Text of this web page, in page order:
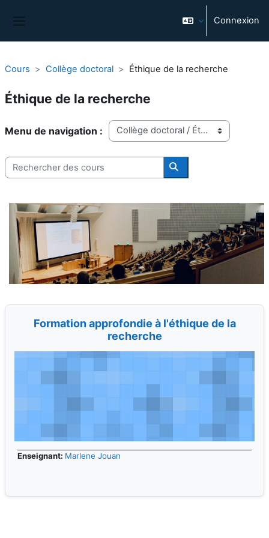
Connexion
Cours Collège doctoral Éthique de la recherche
Éthique de la recherche
Catégories de cours
Rechercher des cours
Rechercher des cours
Formation approfondie à l'éthique de la
recherche
Enseignant: Marlene Jouan